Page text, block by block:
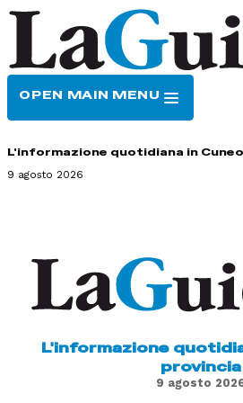
OPEN MAIN MENU
L'informazione quotidiana in
9 agosto 2026
L'informazione
provincia
9 agosto